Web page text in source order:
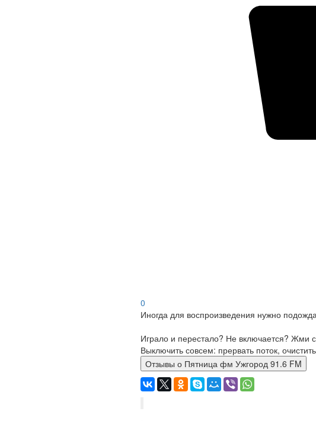
0
Иногда для воспроизведения нужно
Играло и перестало? Не включается? Жми
Выключить совсем: прервать поток,
Отзывы о Пятница фм Ужгород 91.6 FM